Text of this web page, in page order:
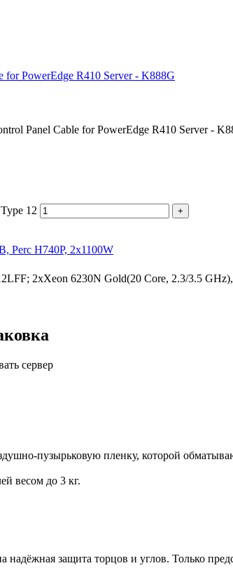
PowerEdge R410 Server - K888G
Panel Cable for PowerEdge R410 Server -
12 +
Perc H740P, 2x1100W
2xXeon 6230N Gold(20 Core, 2.3/3.5
сервер
пузырьковую пленку, которой
весом до 3 кг.
надёжная защита торцов и углов. Только